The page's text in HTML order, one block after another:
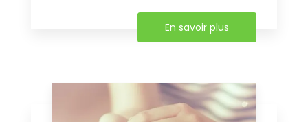
En savoir plus